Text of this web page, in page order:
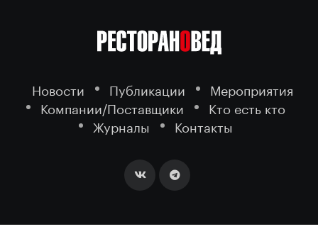
Новости Публикации
Мероприятия
Компании/Поставщики
Кто есть кто
Журналы
Контакты